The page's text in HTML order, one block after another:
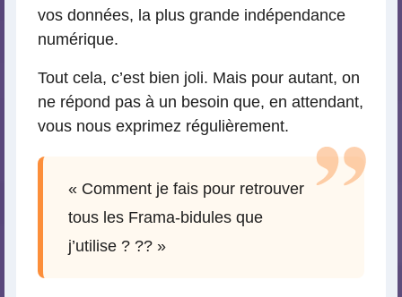
vos données, la plus grande indépendance
numérique.
Tout cela, c’est bien joli. Mais pour autant, on
ne répond pas à un besoin que, en attendant,
vous nous exprimez régulièrement.
« Comment je fais pour retrouver
tous les Frama-bidules que
j’utilise ? ?? »